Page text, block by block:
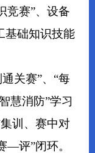
竞赛”、设备
基础知识技能
关赛”、“每
慧消防”学习
训、赛中对
评”闭环。